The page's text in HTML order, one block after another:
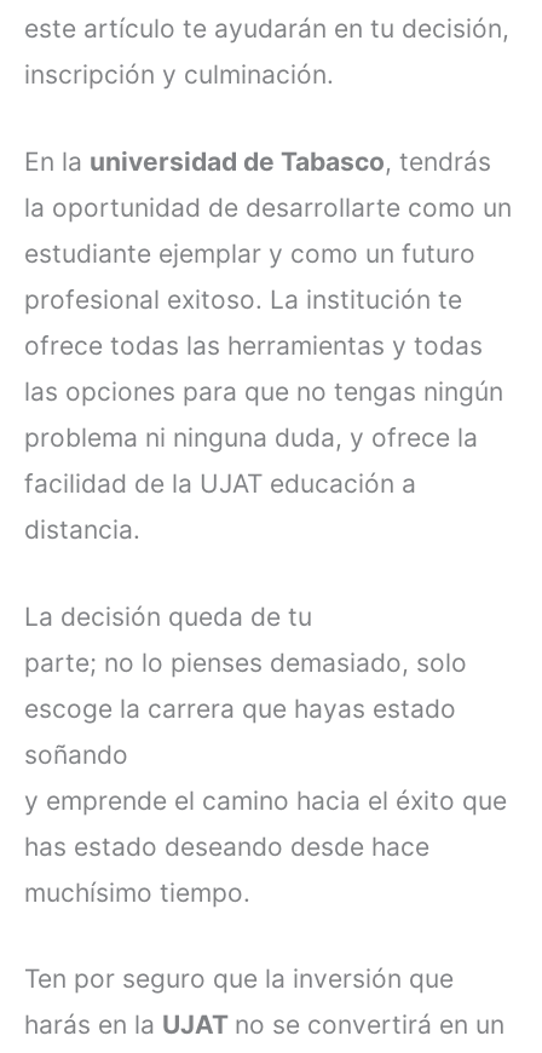
este artículo te ayudarán en tu decisión,
inscripción y culminación.
En la universidad de Tabasco, tendrás
la oportunidad de desarrollarte como un
estudiante ejemplar y como un futuro
profesional exitoso. La institución te
ofrece todas las herramientas y todas
las opciones para que no tengas ningún
problema ni ninguna duda, y ofrece la
facilidad de la UJAT educación a
distancia.
La decisión queda de tu
parte; no lo pienses demasiado, solo
escoge la carrera que hayas estado
soñando
y emprende el camino hacia el éxito que
has estado deseando desde hace
muchísimo tiempo.
Ten por seguro que la inversión que
harás en la UJAT no se convertirá en un